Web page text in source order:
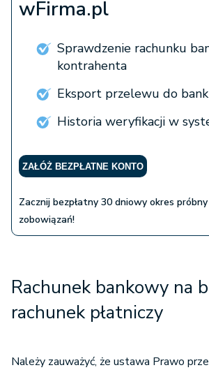
wFirma.pl
Sprawdzenie rachunku
kontrahenta
Eksport przelewu do
Historia weryfikacji w
ZAŁÓŻ BEZPŁATNE KONTO
Zacznij bezpłatny 30 dniowy okres
zobowiązań!
Rachunek bankowy na
rachunek płatniczy
Należy zauważyć, że ustawa Prawo